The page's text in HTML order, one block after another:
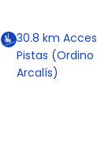
30.8 km
Pistas
Arcalís)